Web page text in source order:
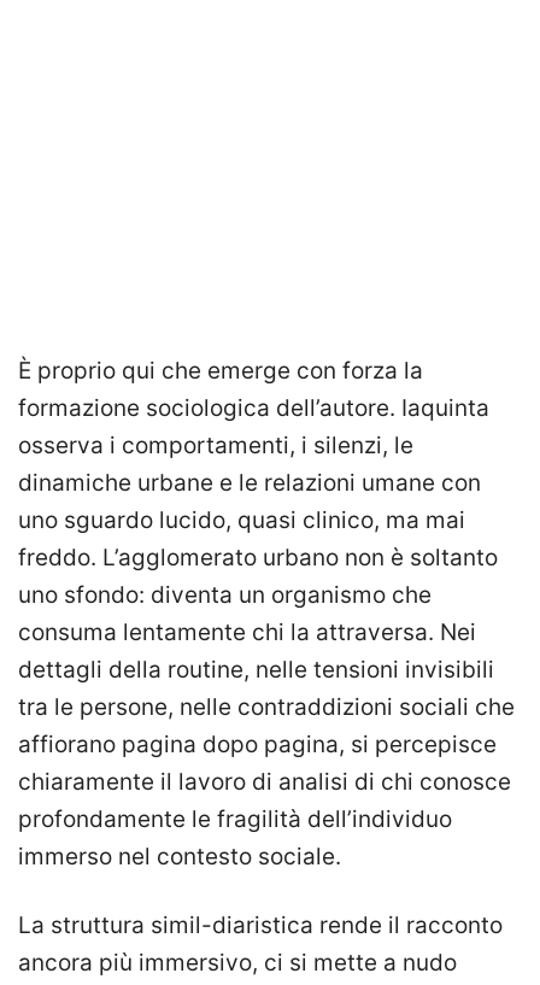
È proprio qui che emerge con forza la
formazione sociologica dell’autore. Iaquinta
osserva i comportamenti, i silenzi, le
dinamiche urbane e le relazioni umane con
uno sguardo lucido, quasi clinico, ma mai
freddo. L’agglomerato urbano non è soltanto
uno sfondo: diventa un organismo che
consuma lentamente chi la attraversa. Nei
dettagli della routine, nelle tensioni invisibili
tra le persone, nelle contraddizioni sociali che
affiorano pagina dopo pagina, si percepisce
chiaramente il lavoro di analisi di chi conosce
profondamente le fragilità dell’individuo
immerso nel contesto sociale.
La struttura simil-diaristica rende il racconto
ancora più immersivo, ci si mette a nudo